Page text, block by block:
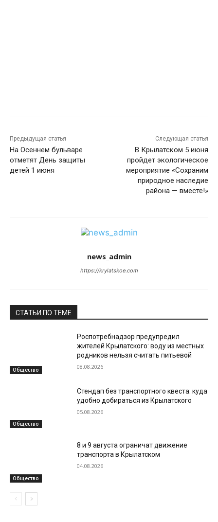
Предыдущая статья
На Осеннем бульваре
отметят День защиты
детей 1 июня
Следующая статья
В Крылатском 5 июня
пройдет экологическое
мероприятие «Сохраним
природное наследие
района — вместе!»
news_admin
https://krylatskoe.com
СТАТЬИ ПО ТЕМЕ
Общество
Роспотребнадзор предупредил
жителей Крылатского: воду из местных
родников нельзя считать питьевой
08.08.2026
Общество
Стендап без транспортного квеста: куда
удобно добираться из Крылатского
05.08.2026
Общество
8 и 9 августа ограничат движение
транспорта в Крылатском
04.08.2026